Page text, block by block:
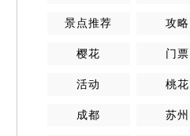
景点推荐 攻略
樱花 门票
活动 桃花
成都 苏州